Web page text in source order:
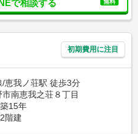
で相談する
初期費用に注目
恵我ノ荘駅 徒歩3分
南恵我之荘８丁目
築15年
2階建